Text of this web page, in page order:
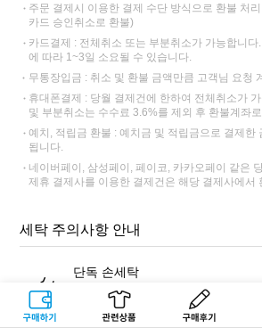
구매하기 관련상품 상품후기
주문 결제시 이용한 결제 수단 방식으로 환불 처
카드 승인취소로 환불)
카드결제 : 전체취소 또는 부분취소가 가능합니
에 따라 1~3일 소요될 수 있습니다.
무통장입금 : 취소 및 환불 금액만큼 고객님 요청
휴대폰결제 : 당월 결제건에 한하여 전체취소가
및 부분취소는 수수료 3.6%를 제외 후 환불계좌
예치, 적립금 환불 : 예치금 및 적립금으로 결제한
됩니다.
네이버페이, 삼성페이, 페이코, 카카오페이 같은
제휴 결제사를 이용한 결제건은 해당 결제사에서
세탁 주의사항 안내
단독 손세탁
반드시 표백 성분이 없는 중성세제를 사
요. 염색 잔료가 빠져나와 다른 제품에